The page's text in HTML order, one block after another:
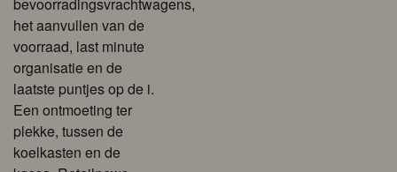
het aanvullen van de
voorraad, last minute
organisatie en de
laatste puntjes op de i.
Een ontmoeting ter
plekke, tussen de
koelkasten en de